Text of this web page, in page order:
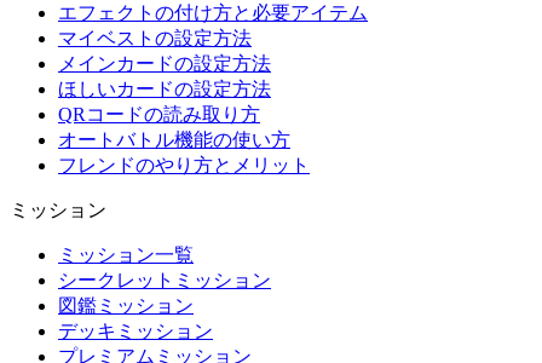
エフェクトの付け方と必要アイテム
マイベストの設定方法
メインカードの設定方法
ほしいカードの設定方法
QRコードの読み取り方
オートバトル機能の使い方
フレンドのやり方とメリット
ミッション
ミッション一覧
シークレットミッション
図鑑ミッション
デッキミッション
プレミアムミッション